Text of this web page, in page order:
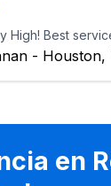
High! Best
- Houston,
en